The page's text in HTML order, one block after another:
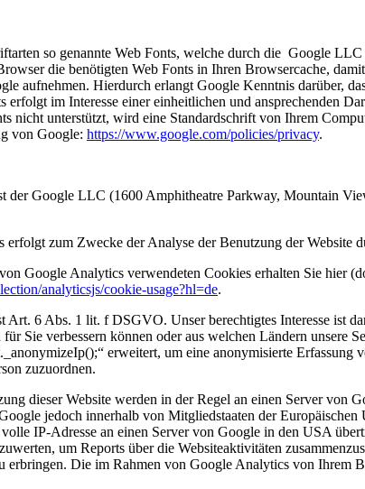
so genannte Web Fonts, welche durch die Google
die benötigten Web Fonts in Ihren Browsercache,
aufnehmen. Hierdurch erlangt Google Kenntnis darüber,
im Interesse einer einheitlichen und ansprechenden
unterstützt, wird eine Standardschrift von Ihrem
von Google: https://www.google.com/policies/privacy.
der Google LLC (1600 Amphitheatre Parkway, Mountain
zum Zwecke der Analyse der Benutzung der Website
Google Analytics verwendeten Cookies erhalten Sie hier
analyticsjs/cookie-usage?hl=de.
6 Abs. 1 lit. f DSGVO. Unser berechtigtes Interesse ist
Sie verbessern können oder aus welchen Ländern unsere
erweitert, um eine anonymisierte Erfassung
zuzuordnen.
dieser Website werden in der Regel an einen Server von
jedoch innerhalb von Mitgliedstaaten der
IP-Adresse an einen Server von Google in den USA
um Reports über die Websiteaktivitäten
erbringen. Die im Rahmen von Google Analytics von